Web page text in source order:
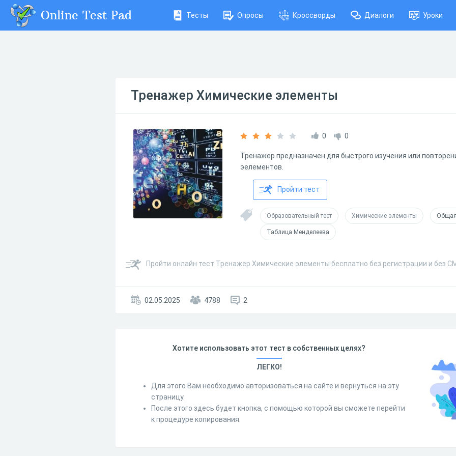
Online Test Pad Тесты Опросы Кроссворды Диалоги Уроки
Тренажер Химические элементы
0 0
Тренажер предназначен для быстрого изучения или
эелементов.
Пройти тест
Образовательный тест Химические элементы
Таблица Менделеева
Пройти онлайн тест Тренажер Химические элементы бесплатно без регистрации и без
02.05.2025 4788 2
Хотите использовать этот тест в собственных целях?
ЛЕГКО!
Для этого Вам необходимо авторизоваться на сайте и вернуться на эту
страницу.
После этого здесь будет кнопка, с помощью которой вы сможете перейти
к процедуре копирования.